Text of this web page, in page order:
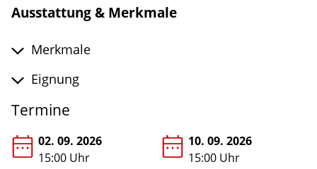
Ausstattung & Merkmale
Merkmale
Eignung
Termine
02. 09. 2026
15:00 Uhr
10. 09. 2026
15:00 Uhr